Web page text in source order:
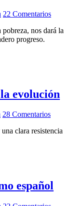
22 Comentarios
nos dará la
progreso.
evolución
28 Comentarios
clara resistencia
español